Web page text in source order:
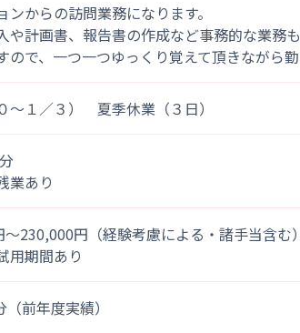
からの訪問業務になります。
や計画書、報告書の作成など事務的な業務
ので、一つ一つゆっくり覚えて頂きながら
～１／３） 夏季休業（３日）
り
～230,000円（経験考慮による・諸手当含む
あり
前年度実績）